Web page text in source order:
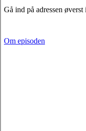
Gå ind på adressen
Om episoden